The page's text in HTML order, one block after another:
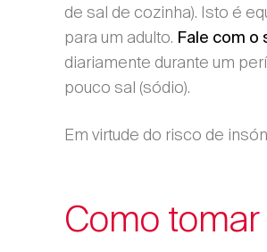
de sal de cozinha). Isto é
para um adulto. Fale com o
diariamente durante um
pouco sal (sódio).
Em virtude do risco de
Como